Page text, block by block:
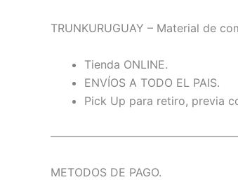
TRUNKURUGUAY – Material de
Tienda ONLINE.
ENVÍOS A TODO EL PAIS.
Pick Up para retiro, previa
METODOS DE PAGO.